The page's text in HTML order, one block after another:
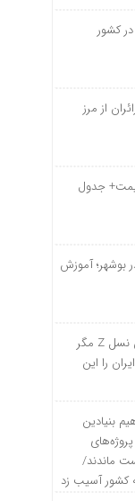
از مرز
جدول
بوشهر؛ آموزش
سیلیکن ولیِ تهران؛ این ایران نسل Z مگر
را این
بنیادین
ماندند/